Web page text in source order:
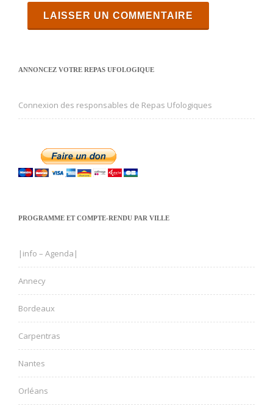
ANNONCEZ VOTRE REPAS UFOLOGIQUE
Connexion des responsables de Repas Ufologiques
PROGRAMME ET COMPTE-RENDU PAR VILLE
|info – Agenda|
Annecy
Bordeaux
Carpentras
Nantes
Orléans